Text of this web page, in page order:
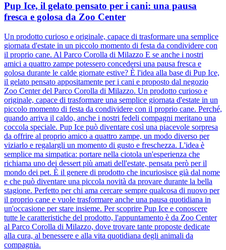
Pup Ice, il gelato pensato per i cani: una pausa
fresca e golosa da Zoo Center
Un prodotto curioso e originale, capace di trasformare una semplice
giornata d'estate in un piccolo momento di festa da condividere con
il proprio cane. Al Parco Corolla di Milazzo E se anche i nostri
amici a quattro zampe potessero concedersi una pausa fresca e
golosa durante le calde giornate estive? È l'idea alla base di Pup Ice,
il gelato pensato appositamente per i cani e proposto dal negozio
Zoo Center del Parco Corolla di Milazzo. Un prodotto curioso e
originale, capace di trasformare una semplice giornata d'estate in un
piccolo momento di festa da condividere con il proprio cane. Perché,
quando arriva il caldo, anche i nostri fedeli compagni meritano una
coccola speciale. Pup Ice può diventare così una piacevole sorpresa
da offrire al proprio amico a quattro zampe, un modo diverso per
viziarlo e regalargli un momento di gusto e freschezza. L'idea è
semplice ma simpatica: portare nella ciotola un'esperienza che
richiama uno dei dessert più amati dell'estate, pensata però per il
mondo dei pet. È il genere di prodotto che incuriosisce già dal nome
e che può diventare una piccola novità da provare durante la bella
stagione. Perfetto per chi ama cercare sempre qualcosa di nuovo per
il proprio cane e vuole trasformare anche una pausa quotidiana in
un'occasione per stare insieme. Per scoprire Pup Ice e conoscere
tutte le caratteristiche del prodotto, l'appuntamento è da Zoo Center
al Parco Corolla di Milazzo, dove trovare tante proposte dedicate
alla cura, al benessere e alla vita quotidiana degli animali da
compagnia.